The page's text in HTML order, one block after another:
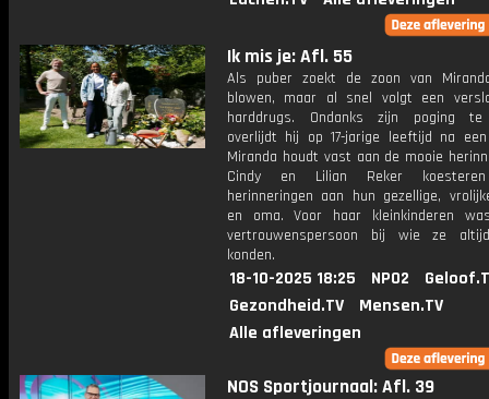
Ik mis je: Afl. 55
Als puber zoekt de zoon van
blowen, maar al snel volgt een
harddrugs. Ondanks zijn poging te
overlijdt hij op 17-jarige leeftijd na
Miranda houdt vast aan de mooie
Cindy en Lilian Reker
herinneringen aan hun gezellige,
en oma. Voor haar kleinkinderen
vertrouwenspersoon bij wie ze
konden.
18-10-2025 18:25 NPO2
Gezondheid.TV
Mensen.TV
Alle afleveringen
NOS Sportjournaal: Afl. 39